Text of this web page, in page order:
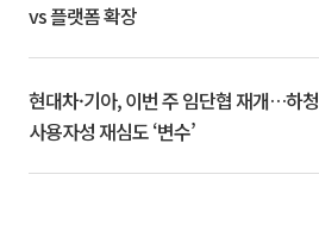
vs 플랫폼 확장
현대차·기아, 이번 주 임단협 재개…하청
사용자성 재심도 ‘변수’